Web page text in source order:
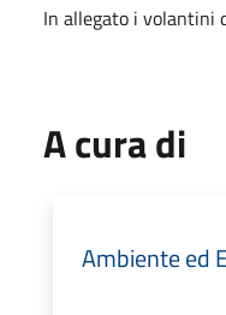
In allegato i volantini
A cura di
Ambiente ed